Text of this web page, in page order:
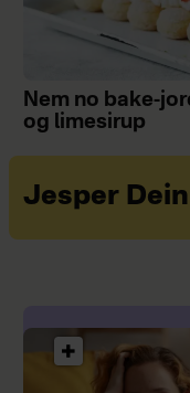
Nem no bake-
og limesirup
Jesper